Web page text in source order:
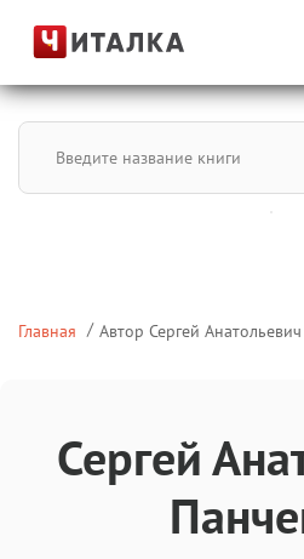
Главная Автор Сергей
Сергей